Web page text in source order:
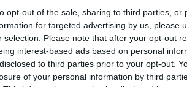
opt-out of the sale, sharing to third parties, or
for targeted advertising by us, please
selection. Please note that after your opt-out
interest-based ads based on personal
to third parties prior to your opt-out.
of your personal information by third
ze sterowaniem multimediami.
automatyczna klimatyzacja, obszyta
światła LED, oraz brakujące
dokupić foteli AGR, czego bardzo